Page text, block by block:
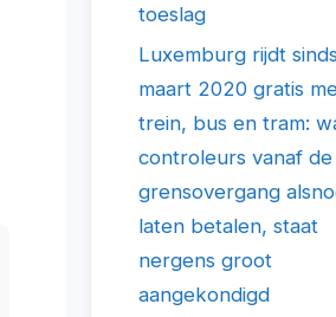
toeslag
Luxemburg rijdt
maart 2020 gratis
trein, bus en tram:
controleurs vanaf de
grensovergang
laten betalen, staat
nergens groot
aangekondigd